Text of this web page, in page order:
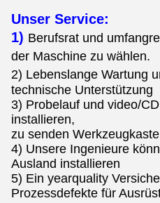
Unser Service:
1) Berufsrat und
der Maschine zu wählen.
2) Lebenslange Wartung
technische Unterstützung
3) Probelauf und video/
installieren,
zu senden
4) Unsere Ingenieure
Ausland installieren
5) Ein yearquality
Prozessdefekte für